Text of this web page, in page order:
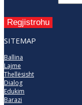
Regjistrohu
SITEMAP
Ballina
Lajme
Thellësisht
Dialog
Edukim
Barazi